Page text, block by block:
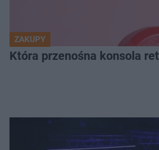
ZAKUPY
Która przenośna konsola